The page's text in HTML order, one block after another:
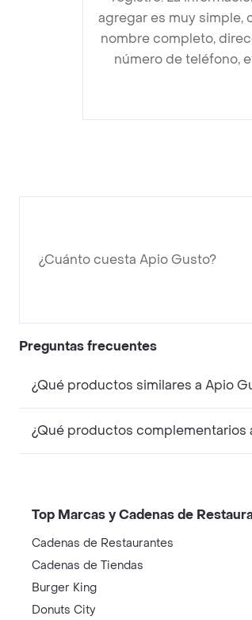
agregar es muy simple,
nombre completo,
número de teléfono,
¿Cuánto cuesta Apio Gusto?
Preguntas frecuentes
¿Qué productos similares a Apio
¿Qué productos complementarios
Top Marcas y Cadenas de
Cadenas de Restaurantes
Cadenas de Tiendas
Burger King
Donuts City